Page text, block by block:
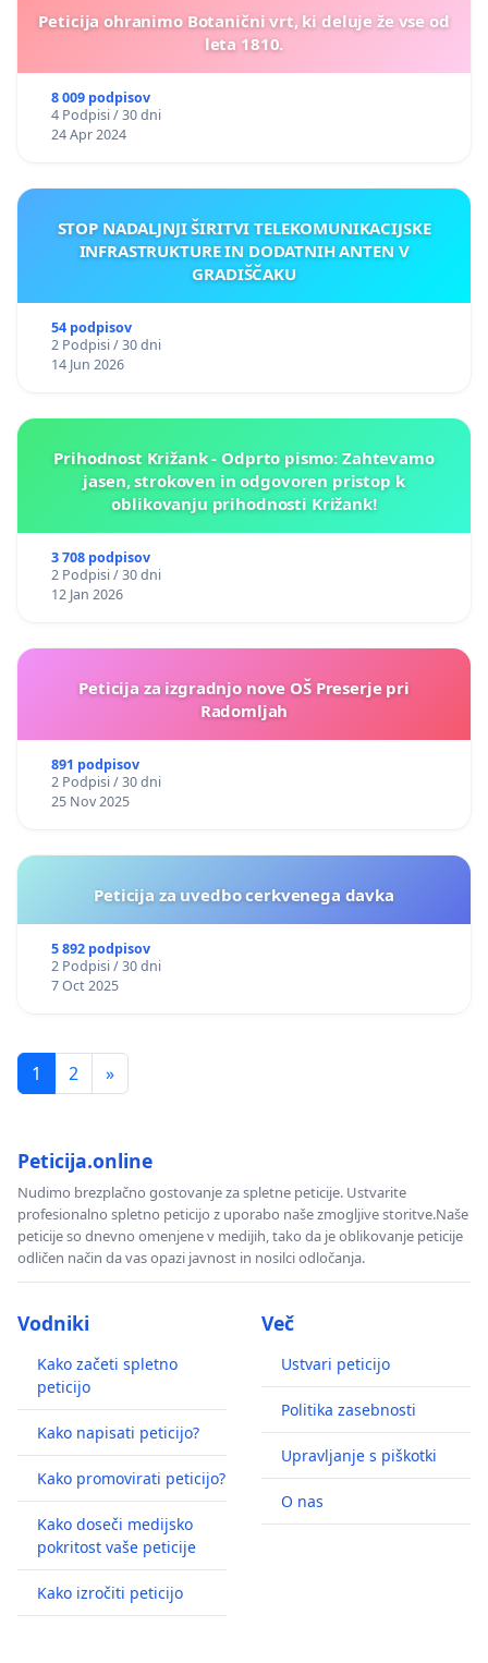
Peticija ohranimo Botanični vrt, ki deluje že vse od
leta 1810.
8 009 podpisov
4 Podpisi / 30 dni
24 Apr 2024
STOP NADALJNJI ŠIRITVI TELEKOMUNIKACIJSKE
INFRASTRUKTURE IN DODATNIH ANTEN V
GRADIŠČAKU
54 podpisov
2 Podpisi / 30 dni
14 Jun 2026
Prihodnost Križank - Odprto pismo: Zahtevamo
jasen, strokoven in odgovoren pristop k
oblikovanju prihodnosti Križank!
3 708 podpisov
2 Podpisi / 30 dni
12 Jan 2026
Peticija za izgradnjo nove OŠ Preserje pri
Radomljah
891 podpisov
2 Podpisi / 30 dni
25 Nov 2025
Peticija za uvedbo cerkvenega davka
5 892 podpisov
2 Podpisi / 30 dni
7 Oct 2025
1 2 »
Peticija.online
Nudimo brezplačno gostovanje za spletne peticije. Ustvarite
profesionalno spletno peticijo z uporabo naše zmogljive storitve.Naše
peticije so dnevno omenjene v medijih, tako da je oblikovanje peticije
odličen način da vas opazi javnost in nosilci odločanja.
Vodniki
Kako začeti spletno
peticijo
Kako napisati peticijo?
Kako promovirati peticijo?
Kako doseči medijsko
pokritost vaše peticije
Kako izročiti peticijo
Več
Ustvari peticijo
Politika zasebnosti
Upravljanje s piškotki
O nas